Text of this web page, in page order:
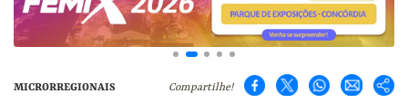
MICRORREGIONAIS Compartilhe!